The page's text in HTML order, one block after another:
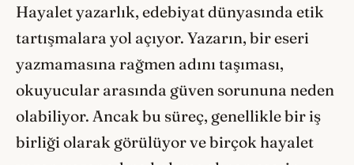
Hayalet yazarlık, edebiyat dünyasında etik
tartışmalara yol açıyor. Yazarın, bir eseri
yazmamasına rağmen adını taşıması,
okuyucular arasında güven sorununa neden
olabiliyor. Ancak bu süreç, genellikle bir iş
birliği olarak görülüyor ve birçok hayalet